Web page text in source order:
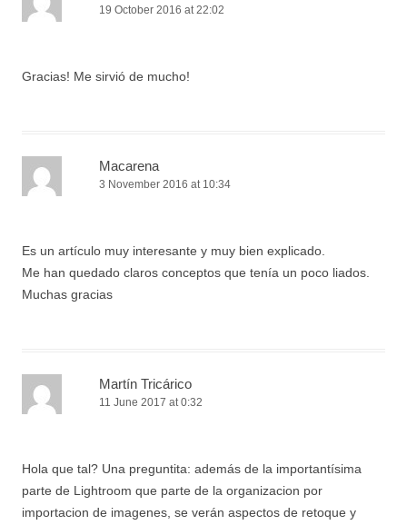
19 October 2016 at 22:02
Gracias! Me sirvió de mucho!
Macarena
3 November 2016 at 10:34
Es un artículo muy interesante y muy bien explicado.
Me han quedado claros conceptos que tenía un poco liados.
Muchas gracias
Martín Tricárico
11 June 2017 at 0:32
Hola que tal? Una preguntita: además de la importantísima
parte de Lightroom que parte de la organizacion por
importacion de imagenes, se verán aspectos de retoque y